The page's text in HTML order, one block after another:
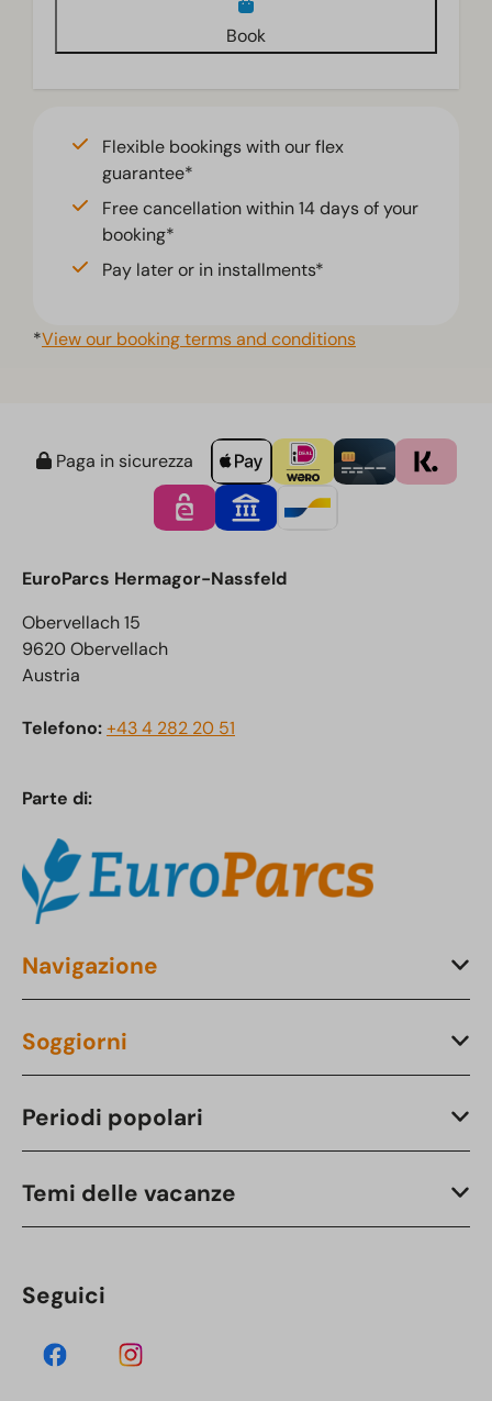
Book
Flexible bookings with our flex
guarantee*
Free cancellation within 14 days of your
booking*
Pay later or in installments*
*View our booking terms and conditions
Paga in sicurezza
EuroParcs Hermagor-Nassfeld
Obervellach 15
9620 Obervellach
Austria
Telefono:+43 4 282 20 51
Parte di:
Navigazione
Soggiorni
Periodi popolari
Temi delle vacanze
Seguici